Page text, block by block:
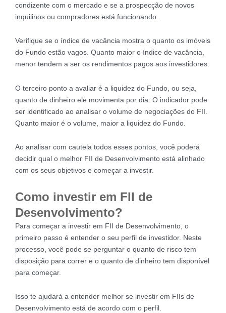
condizente com o mercado e se a prospecção de novos
inquilinos ou compradores está funcionando.
Verifique se o índice de vacância mostra o quanto os imóveis
do Fundo estão vagos. Quanto maior o índice de vacância,
menor tendem a ser os rendimentos pagos aos investidores.
O terceiro ponto a avaliar é a liquidez do Fundo, ou seja,
quanto de dinheiro ele movimenta por dia. O indicador pode
ser identificado ao analisar o volume de negociações do FII.
Quanto maior é o volume, maior a liquidez do Fundo.
Ao analisar com cautela todos esses pontos, você poderá
decidir qual o melhor FII de Desenvolvimento está alinhado
com os seus objetivos e começar a investir.
Como investir em FII de
Desenvolvimento?
Para começar a investir em FII de Desenvolvimento, o
primeiro passo é entender o seu perfil de investidor. Neste
processo, você pode se perguntar o quanto de risco tem
disposição para correr e o quanto de dinheiro tem disponível
para começar.
Isso te ajudará a entender melhor se investir em FIIs de
Desenvolvimento está de acordo com o perfil.